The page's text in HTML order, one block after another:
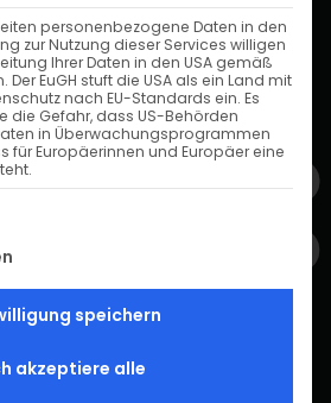
personenbezogene Daten in den
zur Nutzung dieser Services willigen
Ihrer Daten in den USA gemäß
Der EuGH stuft die USA als ein Land mit
nach EU-Standards ein. Es
die Gefahr, dass US-Behörden
in Überwachungsprogrammen
für Europäerinnen und Europäer eine
Service-Gruppen, für die eine
speichern
akzeptiere alle